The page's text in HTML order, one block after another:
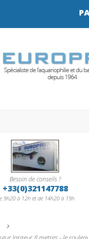
Besoin de conseils ?
+33(0)321147788
9h20 à 12h et de 14h20 à 19h